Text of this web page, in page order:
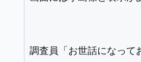
調査員「お世話になって